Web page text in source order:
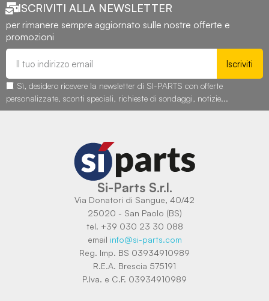
ISCRIVITI ALLA NEWSLETTER
per rimanere sempre aggiornato sulle nostre offerte e
promozioni
Iscriviti
Sì, desidero ricevere la newsletter di SI-PARTS con offerte
personalizzate, sconti speciali, richieste di sondaggi, notizie...
Si-Parts S.r.l.
Via Donatori di Sangue, 40/42
25020 - San Paolo (BS)
tel. +39 030 23 30 088
email info@si-parts.com
Reg. Imp. BS 03934910989
R.E.A. Brescia 575191
P.Iva. e C.F. 03934910989